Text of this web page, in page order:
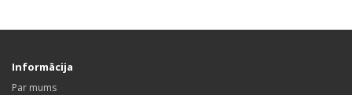
Informācija
Par mums